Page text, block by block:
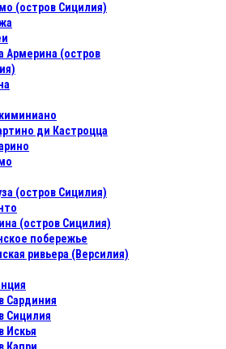
(остров Сицилия)
Армерина (остров
ди Кастроцца
(остров Сицилия)
(остров Сицилия)
побережье
ривьера (Версилия)
Сардиния
Сицилия
Искья